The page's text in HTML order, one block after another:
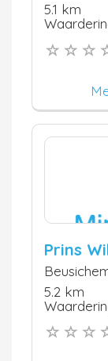
5.1 km
Prins
5.2 km